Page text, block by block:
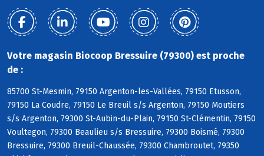
Votre magasin Biocoop Bressuire (79300) est proche
de :
85700 St-Mesmin, 79150 Argenton-les-Vallées, 79150 Etusson,
79150 La Coudre, 79150 Le Breuil s/s Argenton, 79150 Moutiers
s/s Argenton, 79300 St-Aubin-du-Plain, 79150 St-Clémentin, 79150
Voultegon, 79300 Beaulieu s/s Bressuire, 79300 Boismé, 79300
Bressuire, 79300 Breuil-Chaussée, 79300 Chambroutet, 79350